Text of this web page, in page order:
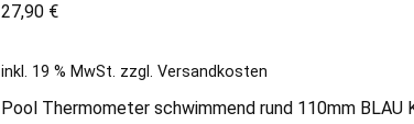
27,90 €
inkl. 19 % MwSt. zzgl.Versandkosten
Pool Thermometer schwimmend rund 110mm